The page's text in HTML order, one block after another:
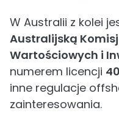
W Australii z kolei
Australijską
Wartościowych i
numerem licencji
inne regulacje
zainteresowania.